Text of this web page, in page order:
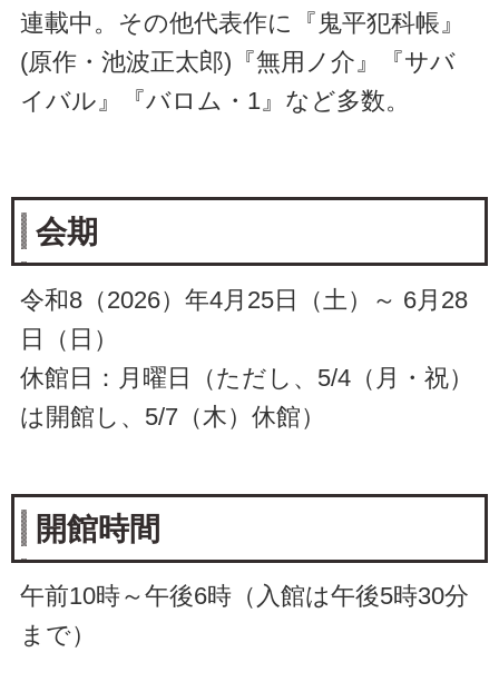
連載中。その他代表作に『鬼平犯科帳』
(原作・池波正太郎)『無用ノ介』『サバ
イバル』『バロム・1』など多数。
会期
令和8（2026）年4月25日（土）～ 6月28
日（日）
休館日：月曜日（ただし、5/4（月・祝）
は開館し、5/7（木）休館）
開館時間
午前10時～午後6時（入館は午後5時30分
まで）